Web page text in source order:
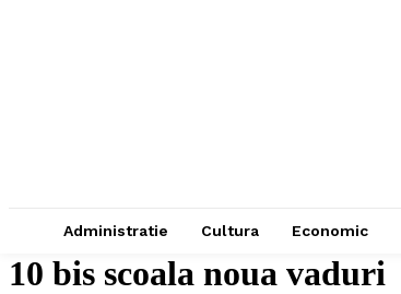
Administratie Cultura Economic
10 bis scoala noua vaduri